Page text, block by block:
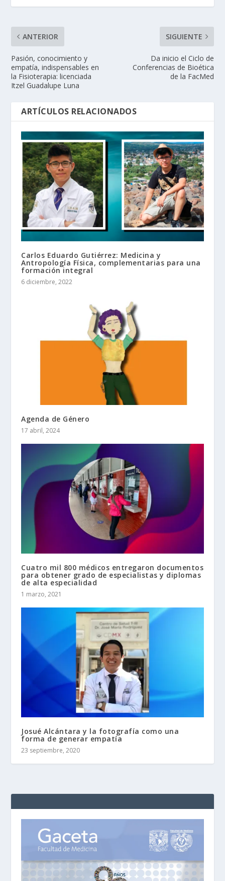
ANTERIOR
Pasión, conocimiento y
empatía, indispensables en
la Fisioterapia: licenciada
Itzel Guadalupe Luna
SIGUIENTE
Da inicio el Ciclo de
Conferencias de Bioética
de la FacMed
ARTÍCULOS RELACIONADOS
Carlos Eduardo Gutiérrez: Medicina y
Antropología Física, complementarias para una
formación integral
6 diciembre, 2022
Agenda de Género
17 abril, 2024
Cuatro mil 800 médicos entregaron documentos
para obtener grado de especialistas y diplomas
de alta especialidad
1 marzo, 2021
Josué Alcántara y la fotografía como una
forma de generar empatía
23 septiembre, 2020